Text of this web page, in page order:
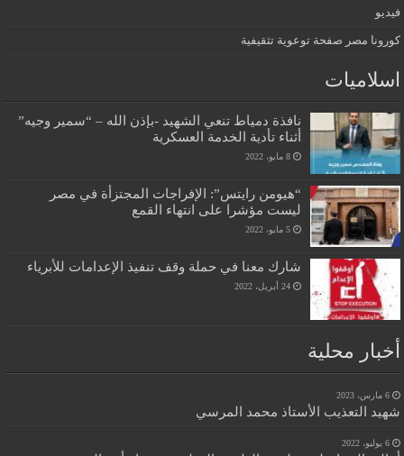
فيديو
كورونا مصر صفحة توعوية تثقيفية
اسلاميات
نافذة دمياط تنعي الشهيد -بإذن الله – “سمير وجيه”
أثناء تأدية الخدمة العسكرية
8 مايو، 2022
“هيومن رايتس”: الإفراجات المجتزأة في مصر
ليست مؤشرا على انتهاء القمع
5 مايو، 2022
شارك معنا في حملة وقف تنفيذ الإعدامات للأبرياء
24 أبريل، 2022
أخبار محلية
6 مارس، 2023
شهيد التعذيب الأستاذ محمد المرسي
6 يوليو، 2022